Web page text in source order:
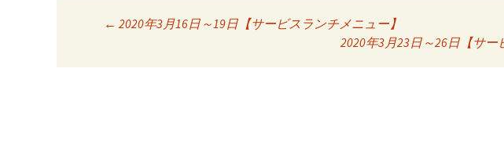
投稿ナビゲーション
← 2020年3月16日～19日【サービスランチメニュー】
2020年3月23日～26日【サー